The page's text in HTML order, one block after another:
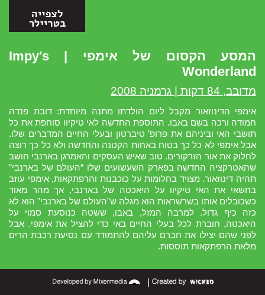
המסע הקסום של אימפי | Impy′s
Wonderland
מדובב, 84 דקות | גרמניה 2008
אימפי הדינוזאור מקבל ליום הולדתו מתנה מיוחדת: דובת פנדה
חמודה ורכה בשם באבו. התוספת החדשה לאי טיקיוו סוחפת את כל
תושבי האי וביניהם את פרופ’ טיברטון ובעלי החיים המדברים שלו.
אבל אימפי לא כל כך בטוח באחות הקטנה והחדשה ולא כל כך רוצה
לחלוק את אור הזרקורים. טוב שאיש העסקים והאמרגן בארנבי חושב
שהאטרקציה החדשה בפארק השעשועים שלו “העולם של בארנבי”
תהיה דינוזאור. מצויד בחלומות על כוכבנות והרפתקאות, אימפי עוזב
בחשאי את האי טיקיוו על היאכטה של בארנבי, אך מהר מאוד
כשכובלים אותו בשרשראות הוא מגלה ש”העולם של בארנבי” הוא לא
כזה כיף גדול. למרבה המזל, באבו, ששטה כנוסעת סמוי על
היאכטה, חוברת לכל בעלי החיים באי כדי להציל את אימפי. אבל
לפני שהם יצילו את חברם עליהם להתמודד עם נסיעת רכבת הרים
מלאת הרפתקאות תוססות.